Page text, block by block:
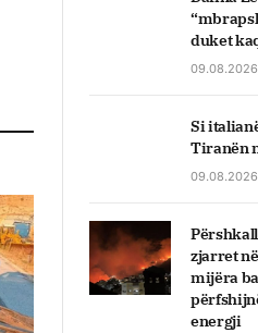
duket
Si
Tiranën
zjarret
mijëra
energji